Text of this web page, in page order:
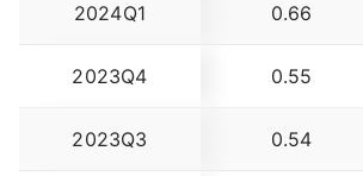
2024Q1 0.66
2023Q4 0.55
2023Q3 0.54